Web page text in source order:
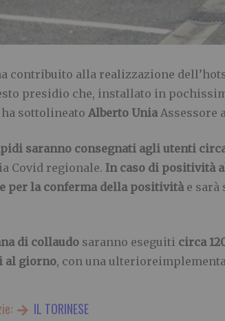
contribuito alla realizzazione
presidio che, installato in
ha sottolineato Alberto Unia Assessore
saranno consegnati agli utenti
Covid regionale. In caso di positività
per la conferma della positività e
di collaudo saranno eseguiti circa
al giorno, con una
IL TORINESE